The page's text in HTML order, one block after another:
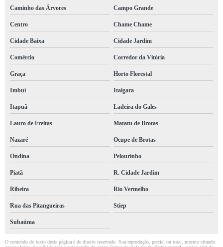
Caminho das Árvores Campo Grande
Centro Chame Chame
Cidade Baixa Cidade Jardim
Comércio Corredor da Vitória
Graça Horto Florestal
Imbuí Itaigara
Itapuã Ladeira do Gales
Lauro de Freitas Matatu de Brotas
Nazaré Ocupe de Brotas
Ondina Pelourinho
Piatã R. Cidade Jardim
Ribeira Rio Vermelho
Rua das Pitangueiras Stiep
Subaúma
O conteúdo do texto desta página é de direito reservado. Sua reprodução, parcial ou total, mesmo citando